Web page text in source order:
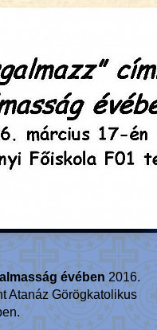
évében2016.
Atanáz Görögkatolikus